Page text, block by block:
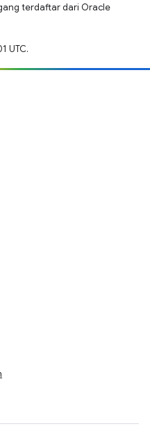
terdaftar dari Oracle
UTC.